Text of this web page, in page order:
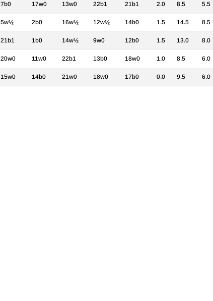
7b0 17w0 13w0 22b1 21b1 2.0 8.5 5.5
5w½ 2b0 16w½ 12w½ 14b0 1.5 14.5 8.5
21b1 1b0 14w½ 9w0 12b0 1.5 13.0 8.0
20w0 11w0 22b1 13b0 18w0 1.0 8.5 6.0
15w0 14b0 21w0 18w0 17b0 0.0 9.5 6.0